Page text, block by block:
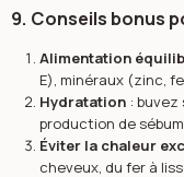
9. Conseils bonus
Alimentation
E), minéraux (zinc,
Hydratation: buvez
production de
Éviter la chaleur
cheveux, du fer à